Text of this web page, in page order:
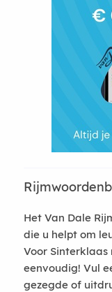
Het Van Dale
die u helpt om
Voor Sinterklaas
eenvoudig! Vul
gezegde of